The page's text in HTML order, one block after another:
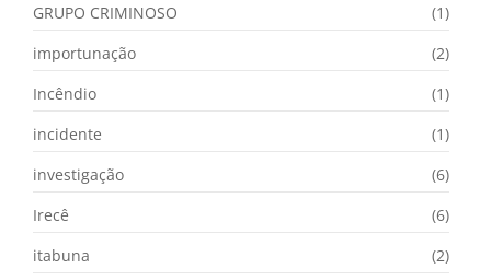
GRUPO CRIMINOSO
(1)
importunação
(2)
Incêndio
(1)
incidente
(1)
investigação
(6)
Irecê
(6)
itabuna
(2)